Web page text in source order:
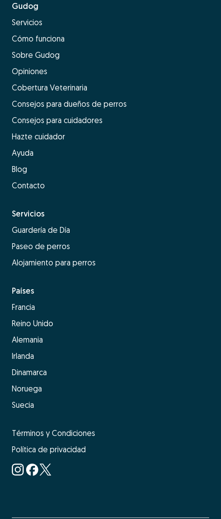
Gudog
Servicios
Cómo funciona
Sobre Gudog
Opiniones
Cobertura Veterinaria
Consejos para dueños de perros
Consejos para cuidadores
Hazte cuidador
Ayuda
Blog
Contacto
Servicios
Guardería de Día
Paseo de perros
Alojamiento para perros
Países
Francia
Reino Unido
Alemania
Irlanda
Dinamarca
Noruega
Suecia
Términos y Condiciones
Política de privacidad